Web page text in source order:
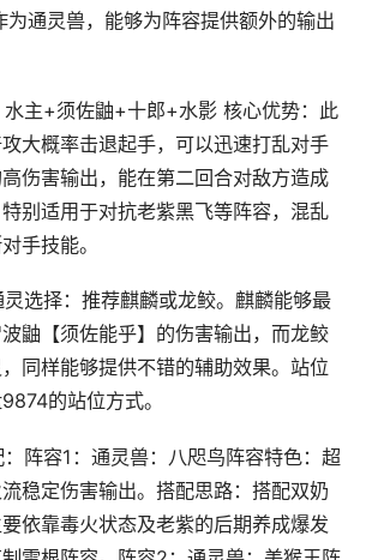
为通灵兽，能够为阵容提供额外的输出
水主+须佐鼬+十郎+水影 核心优势：此
大概率击退起手，可以迅速打乱对手
伤害输出，能在第二回合对敌方造成
别适用于对抗老紫黑飞等阵容，混乱
手技能。
灵选择：推荐麒麟或龙鲛。麒麟能够最
鼬【须佐能乎】的伤害输出，而龙鲛
同样能够提供不错的辅助效果。站位
的站位方式。
阵容1：通灵兽：八咫鸟阵容特色：超
稳定伤害输出。搭配思路：搭配双奶
依靠毒火状态及老紫的后期养成爆发